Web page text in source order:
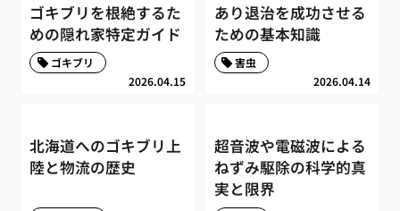
ゴキブリを根絶するた
めの隠れ家特定ガイド
2026.04.15
ゴキブリ
あり退治を成功させる
ための基本知識
2026.04.14
害虫
北海道へのゴキブリ上
陸と物流の歴史
超音波や電磁波による
ねずみ駆除の科学的真
実と限界